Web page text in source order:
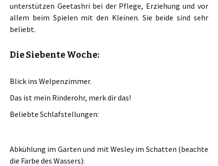
unterstützen Geetashri bei der Pflege, Erziehung und vor
allem beim Spielen mit den Kleinen. Sie beide sind sehr
beliebt.
Die Siebente Woche:
Blick ins Welpenzimmer.
Das ist mein Rinderohr, merk dir das!
Beliebte Schlafstellungen:
Abkühlung im Garten und mit Wesley im Schatten (beachte
die Farbe des Wassers):